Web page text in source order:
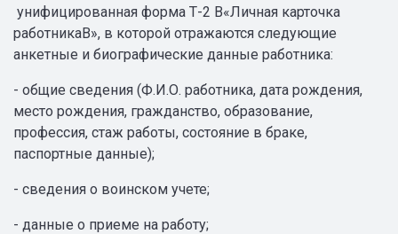
унифицированная форма Т-2 В«Личная карточка
работникаВ», в которой отражаются следующие
анкетные и биографические данные работника:
- общие сведения (Ф.И.О. работника, дата рождения,
место рождения, гражданство, образование,
профессия, стаж работы, состояние в браке,
паспортные данные);
- сведения о воинском учете;
- данные о приеме на работу;